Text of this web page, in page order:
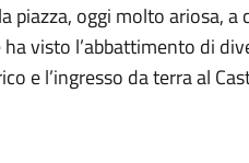
piazza, oggi molto ariosa,
ha visto l’abbattimento di
e l’ingresso da terra al